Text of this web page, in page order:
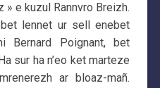
e kuzul Rannvro Breizh.
lennet ur sell enebet
Bernard Poignant, bet
sur ha n’eo ket marteze
ar bloaz-mañ.